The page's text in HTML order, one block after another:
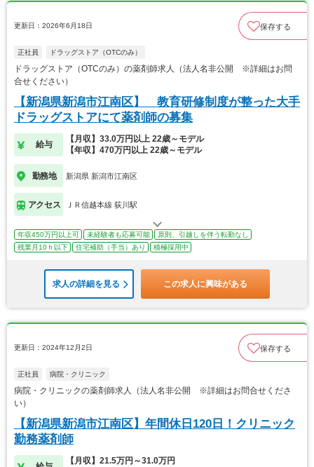
更新日：2026年6月18日 保存する
正社員 ドラッグストア（OTCのみ）
ドラッグストア（OTCのみ）の薬剤師求人（法人名非公開 ※詳細はお問
合せください）
【新潟県新潟市江南区】 教育研修制度が整った大手
ドラッグストアにて薬剤師の募集
給与
【月収】33.0万円以上 22歳～モデル
【年収】470万円以上 22歳～モデル
勤務地 新潟県 新潟市江南区
アクセス ＪＲ信越本線 荻川駅
年収450万円以上可 未経験者も応募可能
原則、引越しを伴う転勤なし
残業月10ｈ以下
住宅補助（手当）あり 積極採用中
求人の詳細を見る この求人に興味がある
更新日：2024年12月2日 保存する
正社員 病院・クリニック
病院・クリニックの薬剤師求人（法人名非公開 ※詳細はお問合せくださ
い）
【新潟県新潟市江南区】年間休日120日！クリニック
勤務薬剤師
【月収】21.5万円～31.0万円